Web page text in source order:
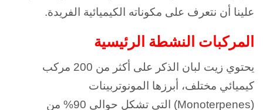
علينا أن نتعرف على مكوناته الكيميائية الفريدة.
المركبات النشطة الرئيسية
يحتوي زيت لبان الذكر على أكثر من 200 مركب
كيميائي مختلف، أبرزها المونوتربينات
(Monoterpenes) التي تشكل حوالي 90% من